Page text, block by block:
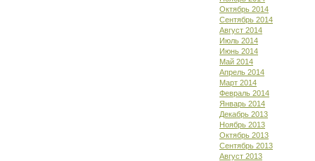
Октябрь 2014
Сентябрь 2014
Август 2014
Июль 2014
Июнь 2014
Май 2014
Апрель 2014
Март 2014
Февраль 2014
Январь 2014
Декабрь 2013
Ноябрь 2013
Октябрь 2013
Сентябрь 2013
Август 2013